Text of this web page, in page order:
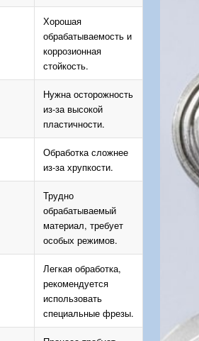
Хорошая
обрабатываемость и
коррозионная
стойкость.
Нужна осторожность
из-за высокой
пластичности.
Обработка сложнее
из-за хрупкости.
Трудно
обрабатываемый
материал, требует
особых режимов.
Легкая обработка,
рекомендуется
использовать
специальные фрезы.